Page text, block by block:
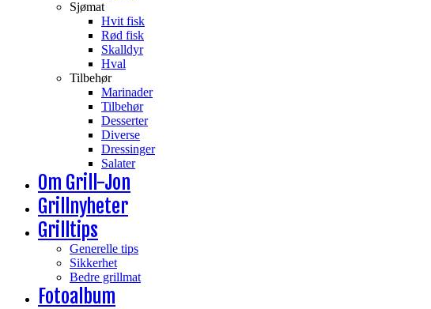
Sjømat
Hvit fisk
Rød fisk
Skalldyr
Hval
Tilbehør
Marinader
Tilbehør
Desserter
Diverse
Dressinger
Salater
Om Grill-Jon
Grillnyheter
Grilltips
Generelle tips
Sikkerhet
Bedre grillmat
Fotoalbum